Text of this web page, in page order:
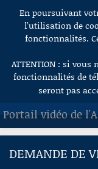
Aller au contenu
En poursuivant
l’utilisation de
fonctionnalités.
ATTENTION : si
fonctionnalités de
seront pas
Portail vidéo de
ACCUEIL
DEMANDE DE